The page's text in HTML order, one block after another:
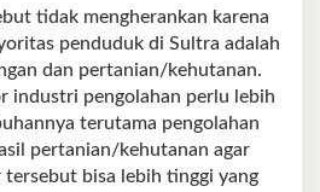
tidak mengherankan karena
penduduk di Sultra adalah
dan pertanian/kehutanan.
industri pengolahan perlu lebih
terutama pengolahan
pertanian/kehutanan agar
bisa lebih tinggi yang